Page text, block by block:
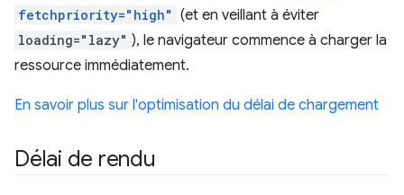
fetchpriority="high" (et en veillant à éviter
loading="lazy" ), le navigateur commence à charger la
ressource immédiatement.
En savoir plus sur l'optimisation du délai de chargement
Délai de rendu